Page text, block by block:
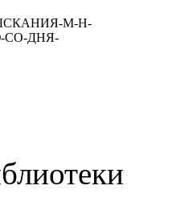
М-Н-
СО-ДНЯ-